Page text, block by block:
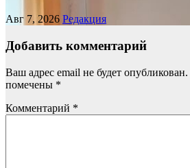
Авг 7, 2026 Редакция
Добавить комментарий
Ваш адрес email не будет опубликован.
помечены *
Комментарий *